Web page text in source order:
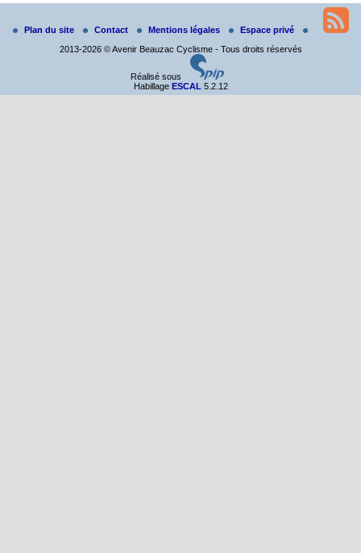
Du 19 au 21 juin
Salut à tous,
Plan du site Contact Mentions légales
Espace privé
2013-2026 © Avenir Beauzac Cyclisme - Tous droits réservés
Réalisé sous
Habillage ESCAL 5.2.12